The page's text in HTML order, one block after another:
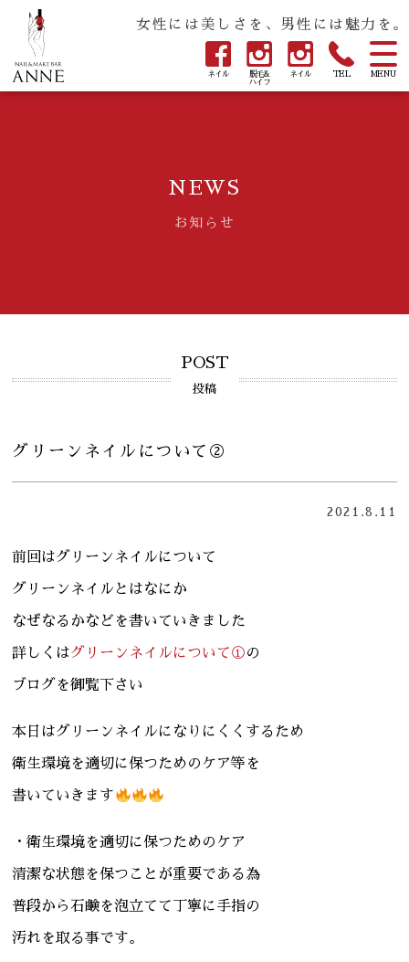
MENU
TEL
脱毛&
ハイフ
ネイル
ネイル
女性には美しさを、男性には魅力を。
NEWS
お知らせ
POST
投稿
グリーンネイルについて②
2021.8.11
前回はグリーンネイルについて
グリーンネイルとはなにか
なぜなるかなどを書いていきました
詳しくはグリーンネイルについて①の
ブログを御覧下さい
本日はグリーンネイルになりにくくするため
衛生環境を適切に保つためのケア等を
書いていきます
・衛生環境を適切に保つためのケア
清潔な状態を保つことが重要である為
普段から石鹸を泡立てて丁寧に手指の
汚れを取る事です。